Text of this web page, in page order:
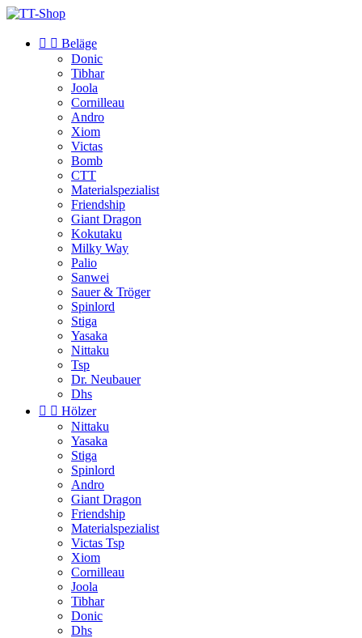
  Beläge
Donic
Tibhar
Joola
Cornilleau
Andro
Xiom
Victas
Bomb
CTT
Materialspezialist
Friendship
Giant Dragon
Kokutaku
Milky Way
Palio
Sanwei
Sauer & Tröger
Spinlord
Stiga
Yasaka
Nittaku
Tsp
Dr. Neubauer
Dhs
  Hölzer
Nittaku
Yasaka
Stiga
Spinlord
Andro
Giant Dragon
Friendship
Materialspezialist
Victas Tsp
Xiom
Cornilleau
Joola
Tibhar
Donic
Dhs